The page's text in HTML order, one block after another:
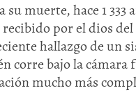
muerte, hace 1 333
recibido por el dios
hallazgo de un
corre bajo la
mucho más